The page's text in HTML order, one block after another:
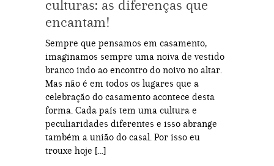
culturas: as diferenças que
encantam!
Sempre que pensamos em casamento,
imaginamos sempre uma noiva de vestido
branco indo ao encontro do noivo no altar.
Mas não é em todos os lugares que a
celebração do casamento acontece desta
forma. Cada país tem uma cultura e
peculiaridades diferentes e isso abrange
também a união do casal. Por isso eu
trouxe hoje […]